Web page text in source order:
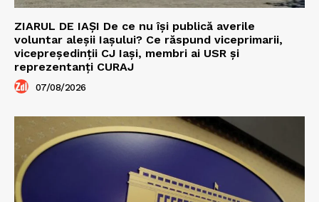
ZIARUL DE IAȘI De ce nu își publică averile
voluntar aleșii Iașului? Ce răspund viceprimarii,
vicepreședinții CJ Iași, membri ai USR și
reprezentanți CURAJ
07/08/2026